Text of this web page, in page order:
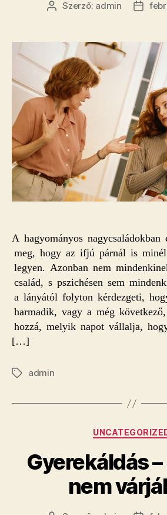
Bejegyzés
Szerző: admin
A hagyományos nagycsaládokban
meg, hogy az ifjú párnál is
legyen. Azonban nem
család, s pszichésen sem
a lányától folyton kérdezgeti,
harmadik, vagy a még
hozzá, melyik napot vállalja,
[…]
Címkékadmin
Gyerekáldás
nem